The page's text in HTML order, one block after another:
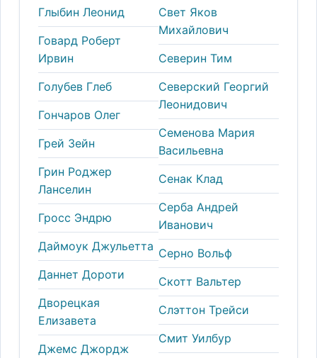
Глыбин Леонид
Говард Роберт
Ирвин
Голубев Глеб
Гончаров Олег
Грей Зейн
Грин Роджер
Ланселин
Гросс Эндрю
Даймоук Джульетта
Даннет Дороти
Дворецкая
Елизавета
Джемс Джордж
Свет Яков
Михайлович
Северин Тим
Северский Георгий
Леонидович
Семенова Мария
Васильевна
Сенак Клад
Серба Андрей
Иванович
Серно Вольф
Скотт Вальтер
Слэттон Трейси
Смит Уилбур